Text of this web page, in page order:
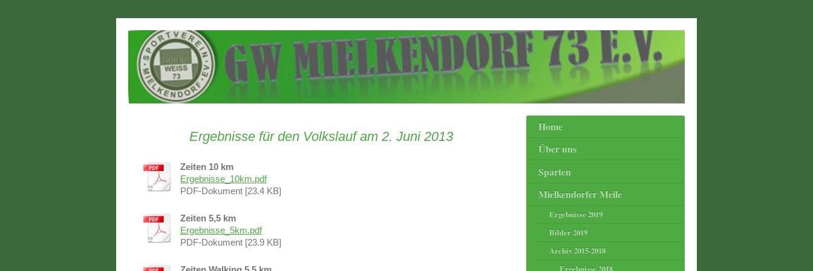
Ergebnisse für den Volkslauf am 2. Juni 2013
Zeiten 10 km
Ergebnisse_10km.pdf
PDF-Dokument [23.4 KB]
Zeiten 5,5 km
Ergebnisse_5km.pdf
PDF-Dokument [23.9 KB]
Home
Über uns
Sparten
Mielkendorfer Meile
Ergebnisse 2019
Bilder 2019
Archiv 2015-2018
Ergebnisse 2018